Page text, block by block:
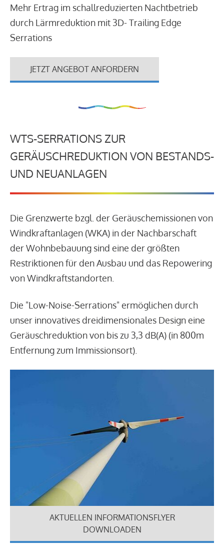
Mehr Ertrag im schallreduzierten Nachtbetrieb
durch Lärmreduktion mit 3D- Trailing Edge
Serrations
JETZT ANGEBOT ANFORDERN
WTS-SERRATIONS ZUR
GERÄUSCHREDUKTION VON BESTANDS-
UND NEUANLAGEN
Die Grenzwerte bzgl. der Geräuschemissionen von
Windkraftanlagen (WKA) in der Nachbarschaft
der Wohnbebauung sind eine der größten
Restriktionen für den Ausbau und das Repowering
von Windkraftstandorten.
Die "Low-Noise-Serrations" ermöglichen durch
unser innovatives dreidimensionales Design eine
Geräuschreduktion von bis zu 3,3 dB(A) (in 800m
Entfernung zum Immissionsort).
AKTUELLEN INFORMATIONSFLYER
DOWNLOADEN